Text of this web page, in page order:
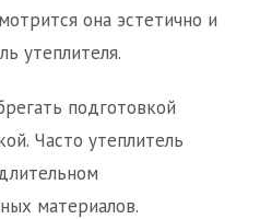
она эстетично и
утеплителя.
подготовкой
Часто утеплитель
материалов.